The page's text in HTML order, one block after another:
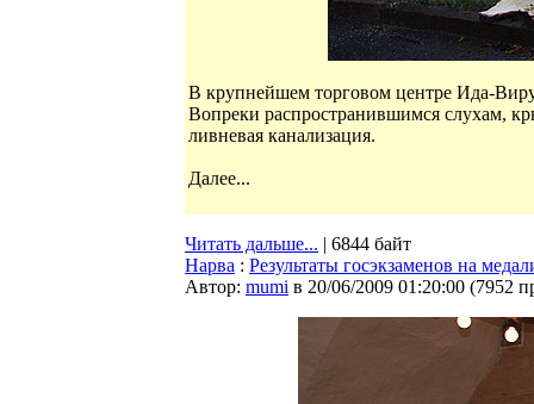
В крупнейшем торговом центре Ида-
Вопреки распространившимся слухам,
ливневая канализация.
Далее...
Читать дальше... | 6844 байт
Нарва : Результаты госэкзаменов на
Автор: mumi в 20/06/2009 01:20:00 (7952